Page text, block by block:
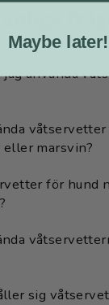
använda
marsvin?
för hund
sig
Maybe later!